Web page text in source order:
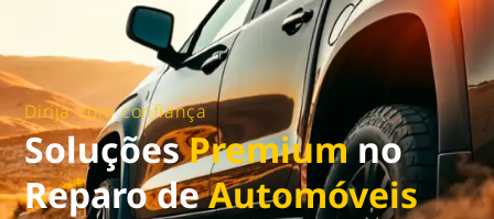
Dirija com confiança
SoluçõesPremiumno
Reparo deAutomóveis